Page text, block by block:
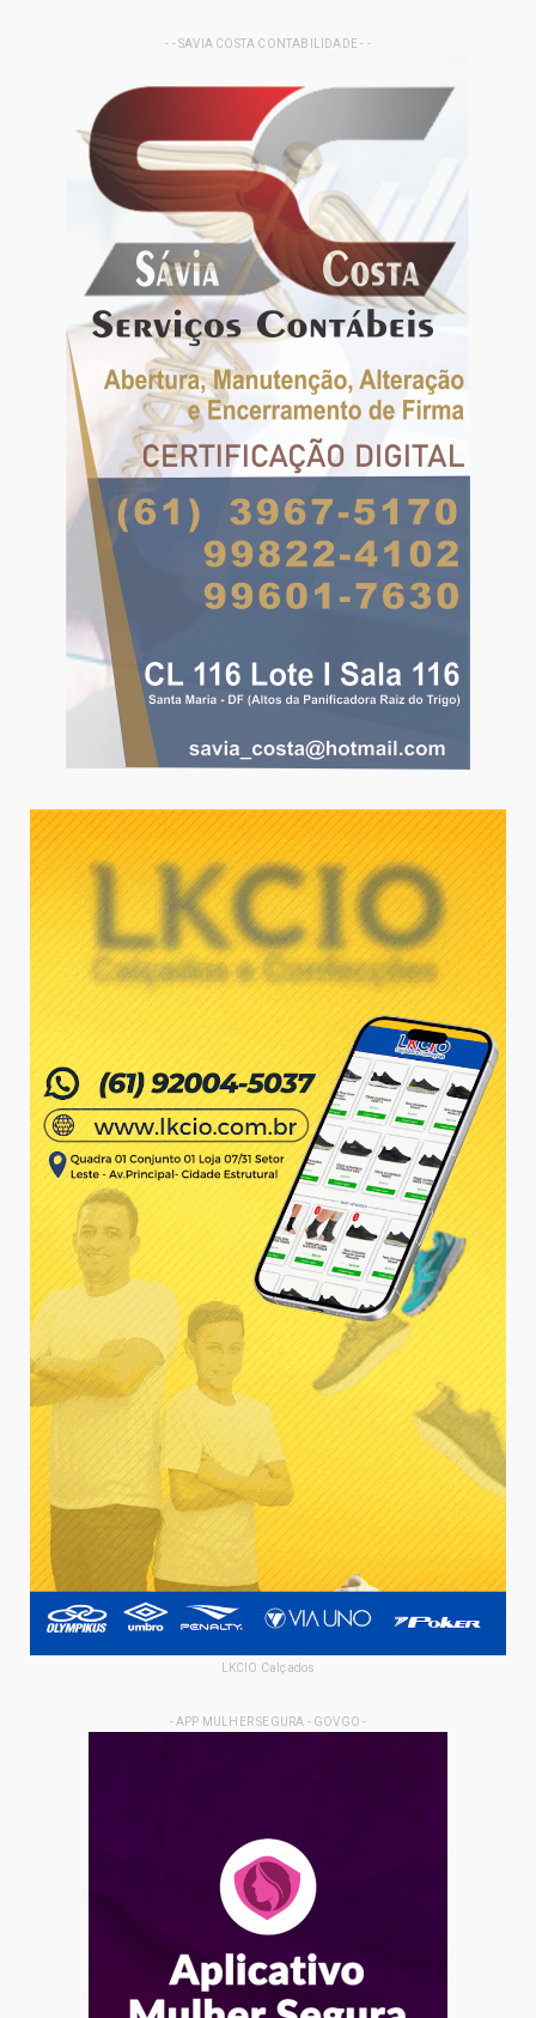
- - SAVIA COSTA CONTABILIDADE - -
LKCIO Calçados
- APP MULHER SEGURA - GOVGO -